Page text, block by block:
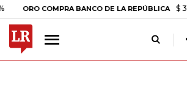
COMPRA BANCO DE LA REPÚBLICA $ 399.745,16